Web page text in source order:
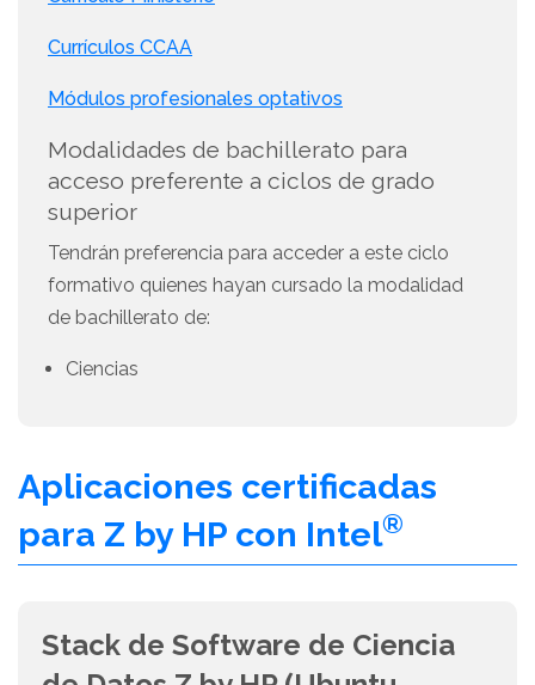
Currículos CCAA
Módulos profesionales optativos
Modalidades de bachillerato para
acceso preferente a ciclos de grado
superior
Tendrán preferencia para acceder a este ciclo
formativo quienes hayan cursado la modalidad
de bachillerato de:
Ciencias
Aplicaciones certificadas
para Z by HP con Intel®
Stack de Software de Ciencia